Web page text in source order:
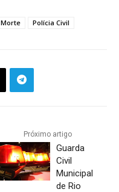
Morte Polícia Civil
Próximo artigo
Guarda
Civil
Municipal
de Rio